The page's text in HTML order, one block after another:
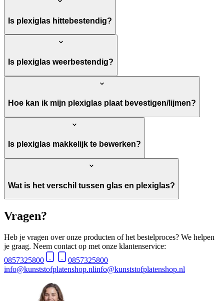
Is plexiglas hittebestendig?
Is plexiglas weerbestendig?
Hoe kan ik mijn plexiglas plaat bevestigen/lijmen?
Is plexiglas makkelijk te bewerken?
Wat is het verschil tussen glas en plexiglas?
Vragen?
Heb je vragen over onze producten of het bestelproces? We helpen
je graag. Neem contact op met onze klantenservice:
0857325800
0857325800
info@kunststofplatenshop.nlinfo@kunststofplatenshop.nl